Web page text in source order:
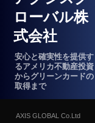
ローバル株
式会社
安心と確実性を提供す
るアメリカ不動産投資
からグリーンカードの
取得まで
AXIS GLOBAL Co.Ltd